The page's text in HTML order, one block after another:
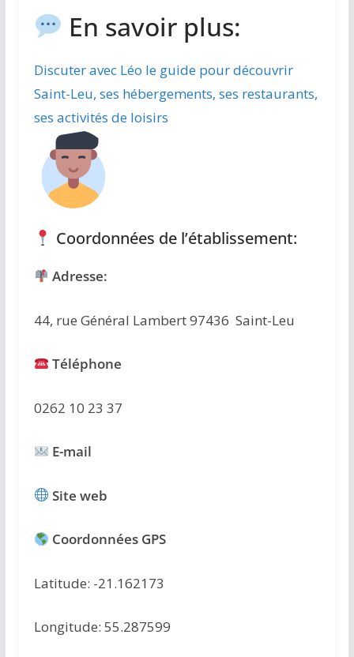
En savoir plus:
Discuter avec Léo le guide pour découvrir
Saint-Leu, ses hébergements, ses restaurants,
ses activités de loisirs
Coordonnées de l’établissement:
Adresse:
44, rue Général Lambert 97436 Saint-Leu
Téléphone
0262 10 23 37
E-mail
Site web
Coordonnées GPS
Latitude: -21.162173
Longitude: 55.287599